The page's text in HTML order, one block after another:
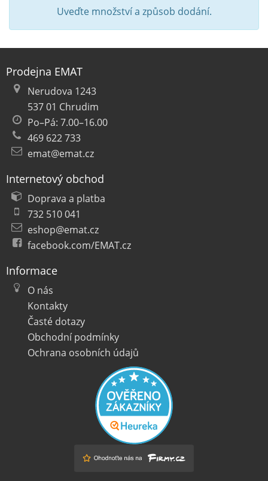
Uveďte množství a způsob dodání.
Prodejna EMAT
Nerudova 1243
537 01 Chrudim
Po–Pá: 7.00–16.00
469 622 733
emat@emat.cz
Internetový obchod
Doprava a platba
732 510 041
eshop@emat.cz
facebook.com/EMAT.cz
Informace
O nás
Kontakty
Časté dotazy
Obchodní podmínky
Ochrana osobních údajů